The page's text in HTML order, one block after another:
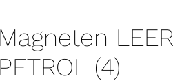
Magneten LEER
PETROL (4)